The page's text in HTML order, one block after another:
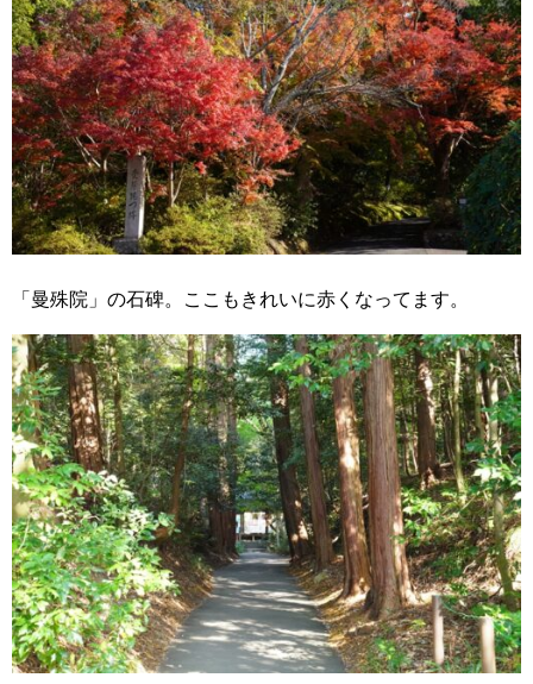
「曼殊院」の石碑。ここもきれいに赤くなってます。